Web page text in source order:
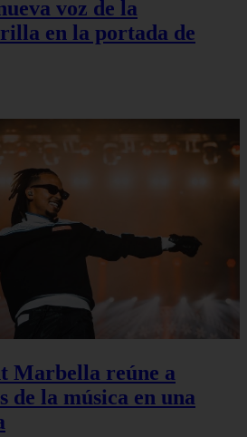
voz de la
en la portada de
Marbella reúne a
de la música en una